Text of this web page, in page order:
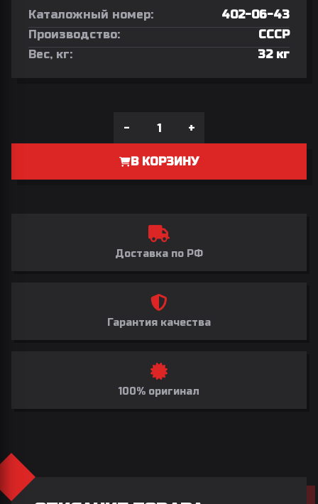
Каталожный номер:
402-06-43
Производство:
СССР
Вес, кг:
32 кг
- +
В КОРЗИНУ
Доставка по РФ
Гарантия качества
100% оригинал